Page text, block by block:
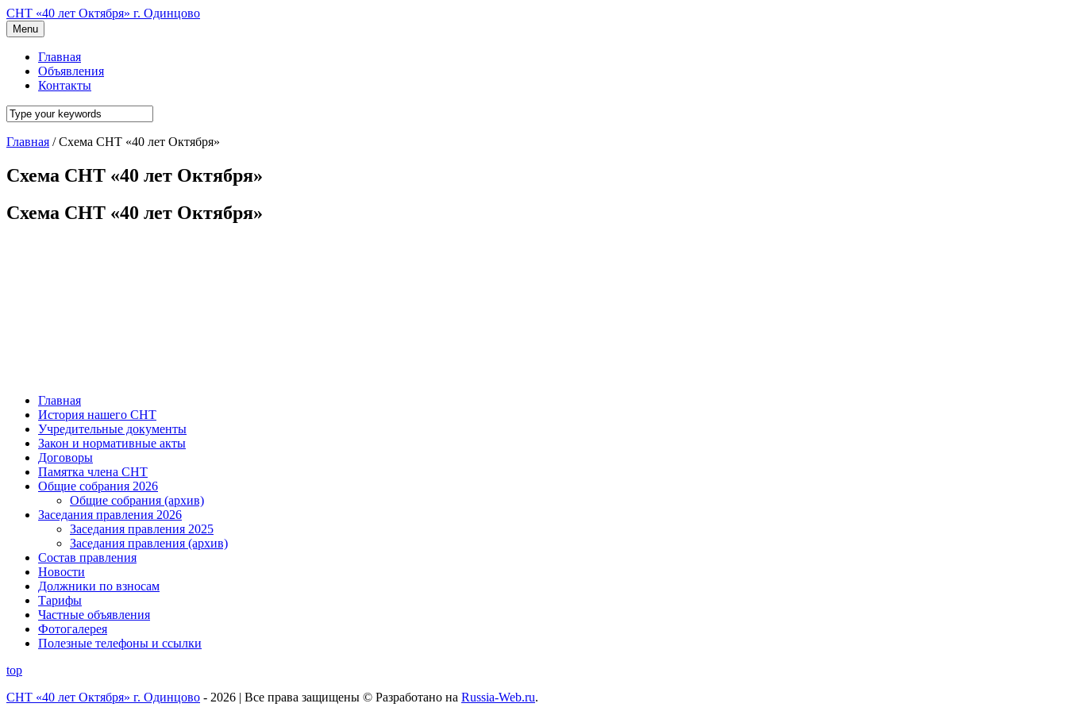
СНТ «40 лет Октября» г. Одинцово
Menu
Главная
Объявления
Контакты
Главная / Схема СНТ «40 лет Октября»
Схема СНТ «40 лет Октября»
Схема СНТ «40 лет Октября»
Главная
История нашего СНТ
Учредительные документы
Закон и нормативные акты
Договоры
Памятка члена СНТ
Общие собрания 2026
Общие собрания (архив)
Заседания правления 2026
Заседания правления 2025
Заседания правления (архив)
Состав правления
Новости
Должники по взносам
Тарифы
Частные объявления
Фотогалерея
Полезные телефоны и ссылки
top
СНТ «40 лет Октября» г. Одинцово - 2026 | Все права защищены © Разработано на Russia-Web.ru.